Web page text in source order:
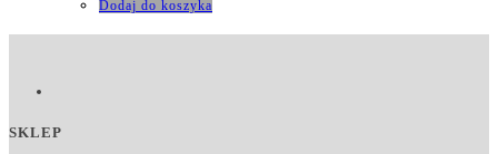
Dodaj do koszyka
SKLEP